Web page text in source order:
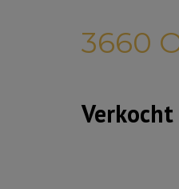
3660
Verkocht